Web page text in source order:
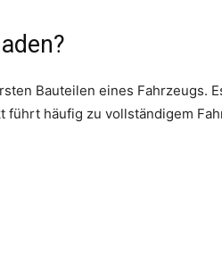
Bauteilen eines Fahrzeugs.
häufig zu vollständigem